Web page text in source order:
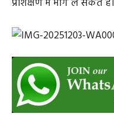
प्रशिक्षण में भाग ले सकते हैं।